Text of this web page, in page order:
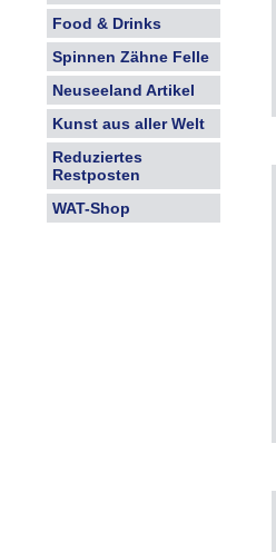
Food & Drinks
Spinnen Zähne Felle
Neuseeland Artikel
Kunst aus aller Welt
Reduziertes
Restposten
WAT-Shop